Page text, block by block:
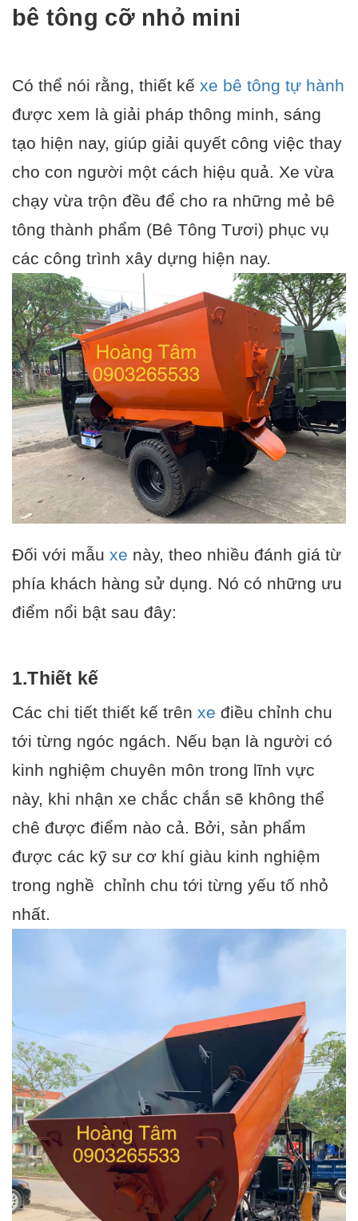
bê tông cỡ nhỏ mini
Có thể nói rằng, thiết kế xe bê tông tự hành
được xem là giải pháp thông minh, sáng
tạo hiện nay, giúp giải quyết công việc thay
cho con người một cách hiệu quả. Xe vừa
chạy vừa trộn đều để cho ra những mẻ bê
tông thành phẩm (Bê Tông Tươi) phục vụ
các công trình xây dựng hiện nay.
Đối với mẫu xe này, theo nhiều đánh giá từ
phía khách hàng sử dụng. Nó có những ưu
điểm nổi bật sau đây:
1.Thiết kế
Các chi tiết thiết kế trên xe điều chỉnh chu
tới từng ngóc ngách. Nếu bạn là người có
kinh nghiệm chuyên môn trong lĩnh vực
này, khi nhận xe chắc chắn sẽ không thể
chê được điểm nào cả. Bởi, sản phẩm
được các kỹ sư cơ khí giàu kinh nghiệm
trong nghề chỉnh chu tới từng yếu tố nhỏ
nhất.